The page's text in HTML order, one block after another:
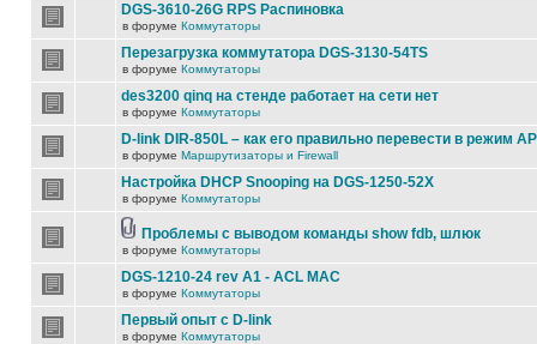
DGS-3610-26G RPS Распиновка
в форуме Коммутаторы
Перезагрузка коммутатора DGS-3130-54TS
в форуме Коммутаторы
des3200 qinq на стенде работает на сети нет
в форуме Коммутаторы
D-link DIR-850L – как его правильно перевести в режим
в форуме Маршрутизаторы и Firewall
Настройка DHCP Snooping на DGS-1250-52X
в форуме Коммутаторы
Проблемы с выводом команды show fdb, шлюк
в форуме Коммутаторы
DGS-1210-24 rev A1 - ACL MAC
в форуме Коммутаторы
Первый опыт с D-link
в форуме Коммутаторы